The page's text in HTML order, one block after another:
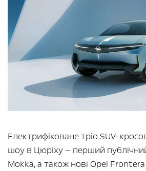
Електрифіковане тріо SUV-
шоу в Цюріху — перший
Mokka, а також нові Opel